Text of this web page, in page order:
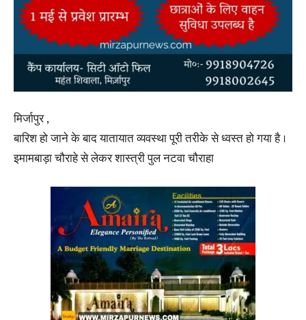
मिर्जापुर ,
बारिश हो जाने के बाद यातायात व्यवस्था पूरी तरीके से ध्वस्त हो गया है ।
इमामबाड़ा चौराहे से लेकर शास्त्री पुल नटवा चौराहा